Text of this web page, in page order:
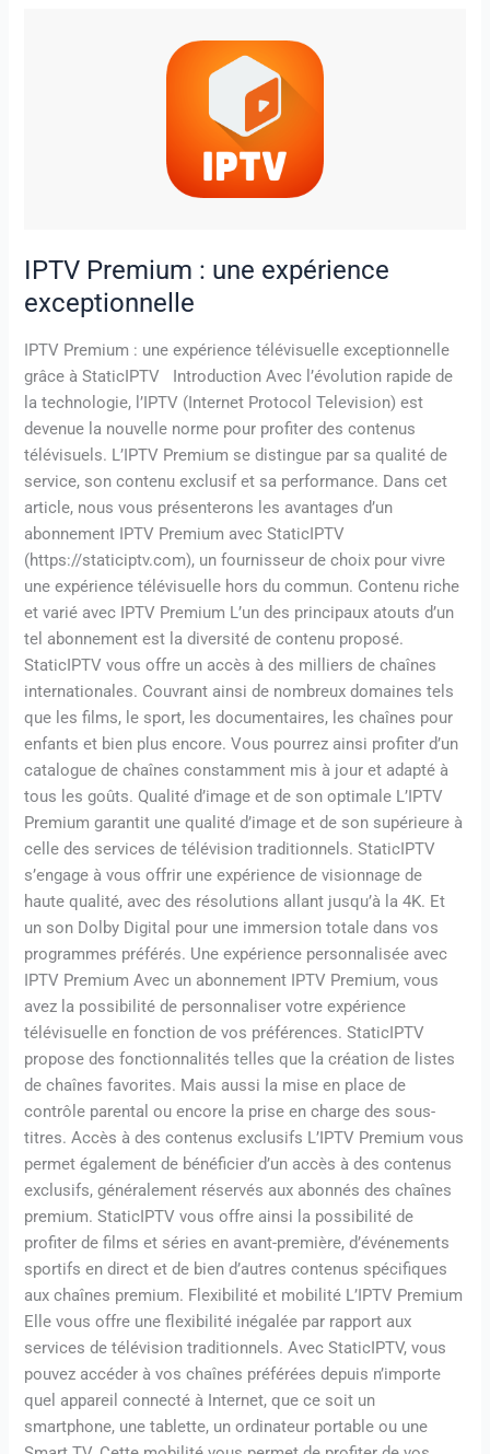
IPTV Premium : une expérience
exceptionnelle
IPTV Premium : une expérience télévisuelle exceptionnelle
grâce à StaticIPTV Introduction Avec l’évolution rapide de
la technologie, l’IPTV (Internet Protocol Television) est
devenue la nouvelle norme pour profiter des contenus
télévisuels. L’IPTV Premium se distingue par sa qualité de
service, son contenu exclusif et sa performance. Dans cet
article, nous vous présenterons les avantages d’un
abonnement IPTV Premium avec StaticIPTV
(https://staticiptv.com), un fournisseur de choix pour vivre
une expérience télévisuelle hors du commun. Contenu riche
et varié avec IPTV Premium L’un des principaux atouts d’un
tel abonnement est la diversité de contenu proposé.
StaticIPTV vous offre un accès à des milliers de chaînes
internationales. Couvrant ainsi de nombreux domaines tels
que les films, le sport, les documentaires, les chaînes pour
enfants et bien plus encore. Vous pourrez ainsi profiter d’un
catalogue de chaînes constamment mis à jour et adapté à
tous les goûts. Qualité d’image et de son optimale L’IPTV
Premium garantit une qualité d’image et de son supérieure à
celle des services de télévision traditionnels. StaticIPTV
s’engage à vous offrir une expérience de visionnage de
haute qualité, avec des résolutions allant jusqu’à la 4K. Et
un son Dolby Digital pour une immersion totale dans vos
programmes préférés. Une expérience personnalisée avec
IPTV Premium Avec un abonnement IPTV Premium, vous
avez la possibilité de personnaliser votre expérience
télévisuelle en fonction de vos préférences. StaticIPTV
propose des fonctionnalités telles que la création de listes
de chaînes favorites. Mais aussi la mise en place de
contrôle parental ou encore la prise en charge des sous-
titres. Accès à des contenus exclusifs L’IPTV Premium vous
permet également de bénéficier d’un accès à des contenus
exclusifs, généralement réservés aux abonnés des chaînes
premium. StaticIPTV vous offre ainsi la possibilité de
profiter de films et séries en avant-première, d’événements
sportifs en direct et de bien d’autres contenus spécifiques
aux chaînes premium. Flexibilité et mobilité L’IPTV Premium
Elle vous offre une flexibilité inégalée par rapport aux
services de télévision traditionnels. Avec StaticIPTV, vous
pouvez accéder à vos chaînes préférées depuis n’importe
quel appareil connecté à Internet, que ce soit un
smartphone, une tablette, un ordinateur portable ou une